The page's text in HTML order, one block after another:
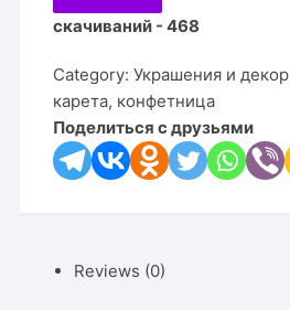
скачиваний - 468
Category:Украшения и декор
карета, конфетница
Поделиться с друзьями
Reviews (0)